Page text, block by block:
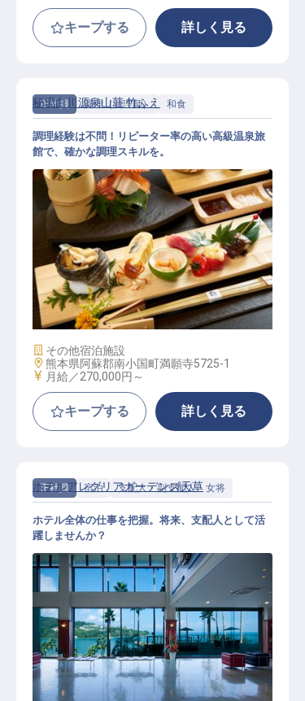
キープする 詳しく見る
正社員 調理（調理師） 和食
和食│引越し補助・寮有／面接交通
費全額負担／無料の賄いつき
秘境白川源泉山荘 竹ふえ
調理経験は不問！リピーター率の高い高級温泉旅
館で、確かな調理スキルを。
施設業態
その他宿泊施設
勤務地
熊本県阿蘇郡南小国町満願寺5725-1
給与
月給／270,000円～
キープする 詳しく見る
正社員 宿泊 支配人・副支配人・女将
支配人候補（月給30万以上／賞与年
2回／産休・育休実績あり）
ホテルアレグリアガーデンズ天草
ホテル全体の仕事を把握。将来、支配人として活
躍しませんか？